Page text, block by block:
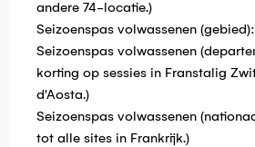
andere 74-locatie.)
Seizoenspas volwassenen
Seizoenspas volwassenen
korting op sessies in Franstalig
d'Aosta.)
Seizoenspas volwassenen
tot alle sites in Frankrijk.)